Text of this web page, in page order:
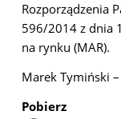
Rozporządzenia
596/2014 z dnia
na rynku (MAR).
Marek Tymiński
Pobierz